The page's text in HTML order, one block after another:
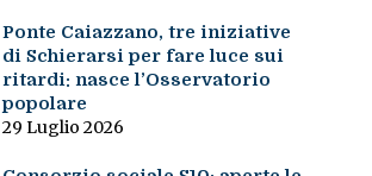
Ponte Caiazzano, tre iniziative
di Schierarsi per fare luce sui
ritardi: nasce l’Osservatorio
popolare
29 Luglio 2026